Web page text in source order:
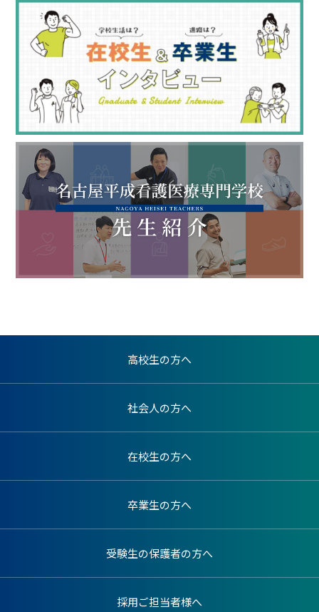
高校生の方へ
社会人の方へ
在校生の方へ
卒業生の方へ
受験生の保護者の方へ
採用ご担当者様へ